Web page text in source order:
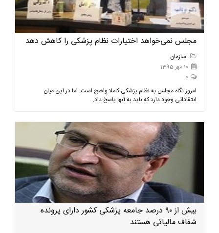
مجلس نمی‌خواهد اختیارات نظام پزشکی را کاهش دهد
سازمان
10 مهر 1395
0
امروز نگاه مجلس به نظام پزشکی کاملا واضح است. اما در این میان
انتقاداتی وجود دارد که باید به آنها پاسخ داد.
بیش از ۹۰ درصد جامعه پزشکی کشور دارای پرونده
شفاف مالیاتی هستند